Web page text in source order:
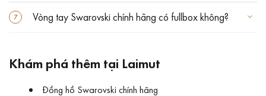
Vòng tay Swarovski chính hãng có fullbox không?
Khám phá thêm tại Laimut
Đồng hồ Swarovski chính hãng